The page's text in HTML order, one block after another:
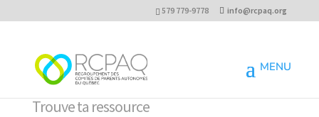
579 779-9778 info@rcpaq.org
Trouve ta ressource